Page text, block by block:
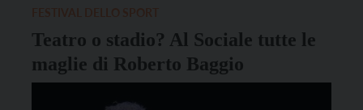
Teatro o stadio? Al Sociale tutte le
maglie di Roberto Baggio